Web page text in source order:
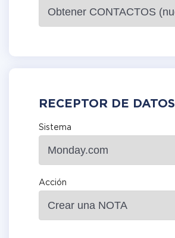
RECEPTOR DE DATOS
Sistema
Acción